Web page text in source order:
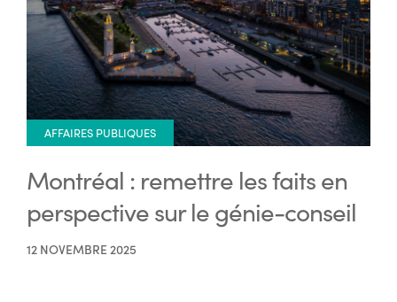
AFFAIRES PUBLIQUES
Montréal : remettre les faits en
perspective sur le génie-conseil
12 NOVEMBRE 2025